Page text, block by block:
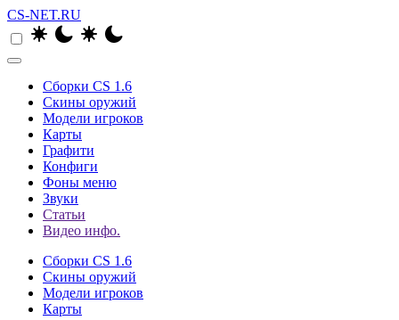
CS-NET.RU
Сборки CS 1.6
Скины оружий
Модели игроков
Карты
Графити
Конфиги
Фоны меню
Звуки
Статьи
Видео инфо.
Сборки CS 1.6
Скины оружий
Модели игроков
Карты